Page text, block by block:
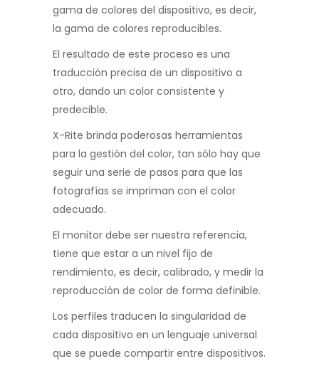
gama de colores del dispositivo, es decir,
la gama de colores reproducibles.
El resultado de este proceso es una
traducción precisa de un dispositivo a
otro, dando un color consistente y
predecible.
X-Rite brinda poderosas herramientas
para la gestión del color, tan sólo hay que
seguir una serie de pasos para que las
fotografías se impriman con el color
adecuado.
El monitor debe ser nuestra referencia,
tiene que estar a un nivel fijo de
rendimiento, es decir, calibrado, y medir la
reproducción de color de forma definible.
Los perfiles traducen la singularidad de
cada dispositivo en un lenguaje universal
que se puede compartir entre dispositivos.